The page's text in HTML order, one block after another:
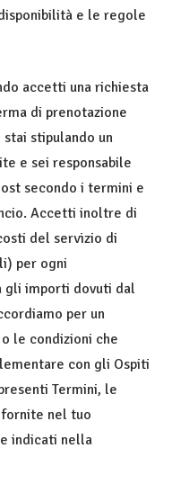
e le regole
accetti una richiesta
di prenotazione
stipulando un
e sei responsabile
secondo i termini e
Accetti inoltre di
del servizio di
per ogni
gli importi dovuti dal
per un
le condizioni che
con gli Ospiti
Termini, le
nel tuo
indicati nella